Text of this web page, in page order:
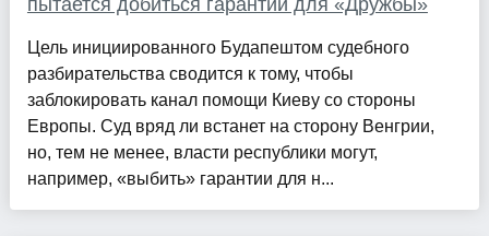
Цель инициированного Будапештом судебного
разбирательства сводится к тому, чтобы
заблокировать канал помощи Киеву со стороны
Европы. Суд вряд ли встанет на сторону Венгрии,
но, тем не менее, власти республики могут,
например, «выбить» гарантии для н...